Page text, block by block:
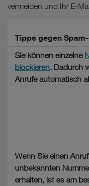
vermeiden und Ihr E-
Tipps gegen
Sie können einzelne
blockieren. Dadurch
Anrufe automatisch
Wenn Sie einen
unbekannten
erhalten, ist es am